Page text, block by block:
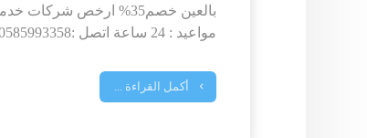
بالعين خصم35% ارخص
مواعيد : 24 ساعة اتصل :0585993358 . عاملات نظافة بالساعة ...
أكمل القراءة ...